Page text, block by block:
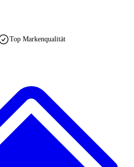
Top Markenqualität